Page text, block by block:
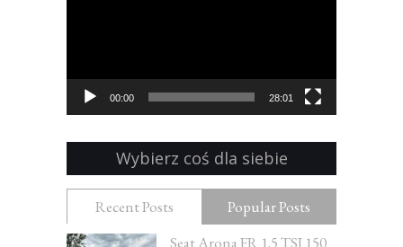
00:00 28:01
Wybierz coś dla siebie
Recent Posts
Popular Posts
Seat Arona FR 1.5 TSI 150